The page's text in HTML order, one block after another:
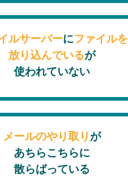
ルサーバーにファイルを
放り込んでいるが
使われていない
メールのやり取り が
あちらこちらに
散らばっている